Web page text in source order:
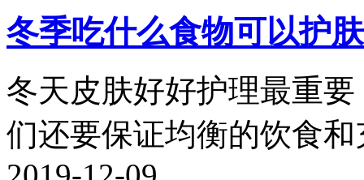
冬季吃什么食物可以护
冬天皮肤好好护理最重
们还要保证均衡的饮食